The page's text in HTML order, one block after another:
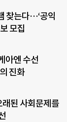
찾는다…‘공익
모집
아엔 수선
진화
된 사회문제를